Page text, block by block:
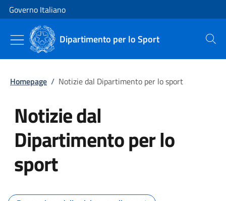
Vai al contenuto
Vai alla navigazione del sito
Governo Italiano
Dipartimento per lo Sport Cerca
Homepage / Notizie dal Dipartimento per lo sport
Notizie dal
Dipartimento per lo
sport